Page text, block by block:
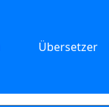
Übersetzer